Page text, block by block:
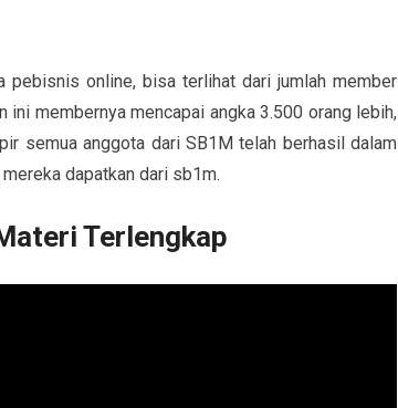
pebisnis online, bisa terlihat dari jumlah member
ini membernya mencapai angka 3.500 orang lebih,
semua anggota dari SB1M telah berhasil dalam
dapatkan dari sb1m.
Terlengkap